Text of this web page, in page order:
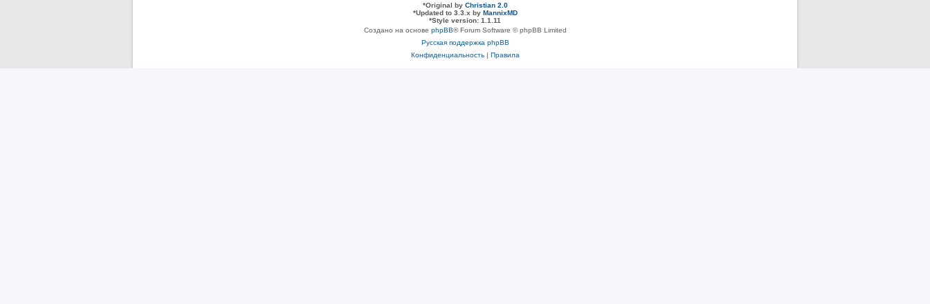
*Original by Christian 2.0
*Updated to 3.3.x by MannixMD
*Style version: 1.1.11
Создано на основе phpBB® Forum Software © phpBB Limited
Русская поддержка phpBB
Конфиденциальность| Правила